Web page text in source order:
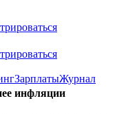
ЗарплатыЖурнал
инфляции